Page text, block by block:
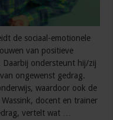
de sociaal-emotionele
van positieve
Daarbij ondersteunt hij/zij
ongewenst gedrag.
waardoor ook de
docent en trainer
vertelt wat …